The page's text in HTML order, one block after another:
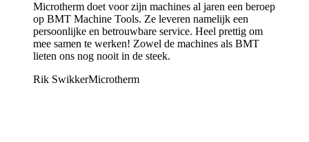
Microtherm doet voor zijn machines al jaren een beroep
op BMT Machine Tools. Ze leveren namelijk een
persoonlijke en betrouwbare service. Heel prettig om
mee samen te werken! Zowel de machines als BMT
lieten ons nog nooit in de steek.
Rik SwikkerMicrotherm